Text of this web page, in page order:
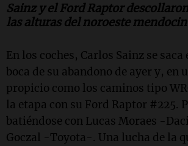
Sainz y el Ford Raptor
las alturas del noroeste
En los coches, Carlos Sainz se
boca de su abandono de ayer y, en
propicio como los caminos tipo
la etapa con su Ford Raptor #225.
batiéndose con Lucas Moraes -
Goczal -Toyota-. Una lucha de la